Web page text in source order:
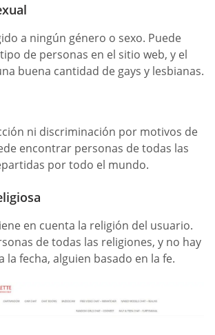
a ningún género o sexo. Puede
de personas en el sitio web, y el
buena cantidad de gays y lesbianas.
ni discriminación por motivos de
encontrar personas de todas las
por todo el mundo.
en cuenta la religión del usuario.
de todas las religiones, y no hay
la fecha, alguien basado en la fe.